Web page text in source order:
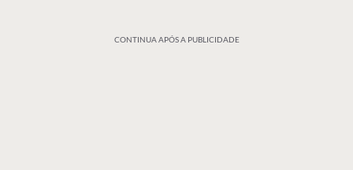
CONTINUA APÓS A PUBLICIDADE